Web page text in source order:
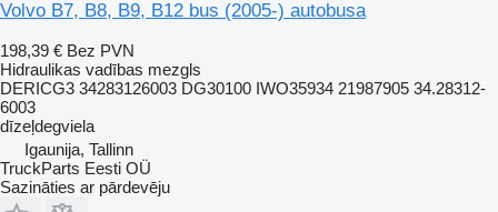
Volvo B7, B8, B9, B12 bus (2005-) autobusa
198,39 € Bez PVN
Hidraulikas vadības mezgls
DERICG3 34283126003 DG30100 IWO35934 21987905 34.28312-
6003
dīzeļdegviela
Igaunija, Tallinn
TruckParts Eesti OÜ
Sazināties ar pārdevēju